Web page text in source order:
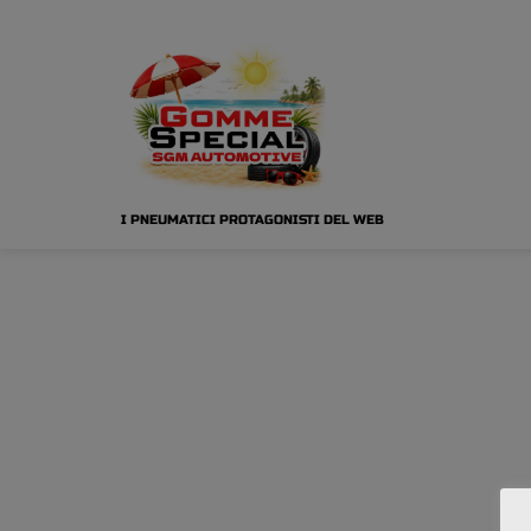
I PNEUMATICI PROTAGONISTI DEL WEB